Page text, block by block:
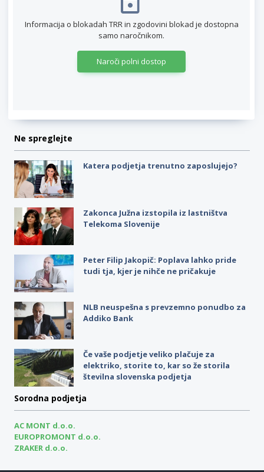
Informacija o blokadah TRR in zgodovini blokad je dostopna
samo naročnikom.
Naroči polni dostop
Ne spreglejte
Katera podjetja trenutno zaposlujejo?
Zakonca Južna izstopila iz lastništva
Telekoma Slovenije
Peter Filip Jakopič: Poplava lahko pride
tudi tja, kjer je nihče ne pričakuje
NLB neuspešna s prevzemno ponudbo za
Addiko Bank
Če vaše podjetje veliko plačuje za
elektriko, storite to, kar so že storila
številna slovenska podjetja
Sorodna podjetja
AC MONT d.o.o.
EUROPROMONT d.o.o.
ZRAKER d.o.o.